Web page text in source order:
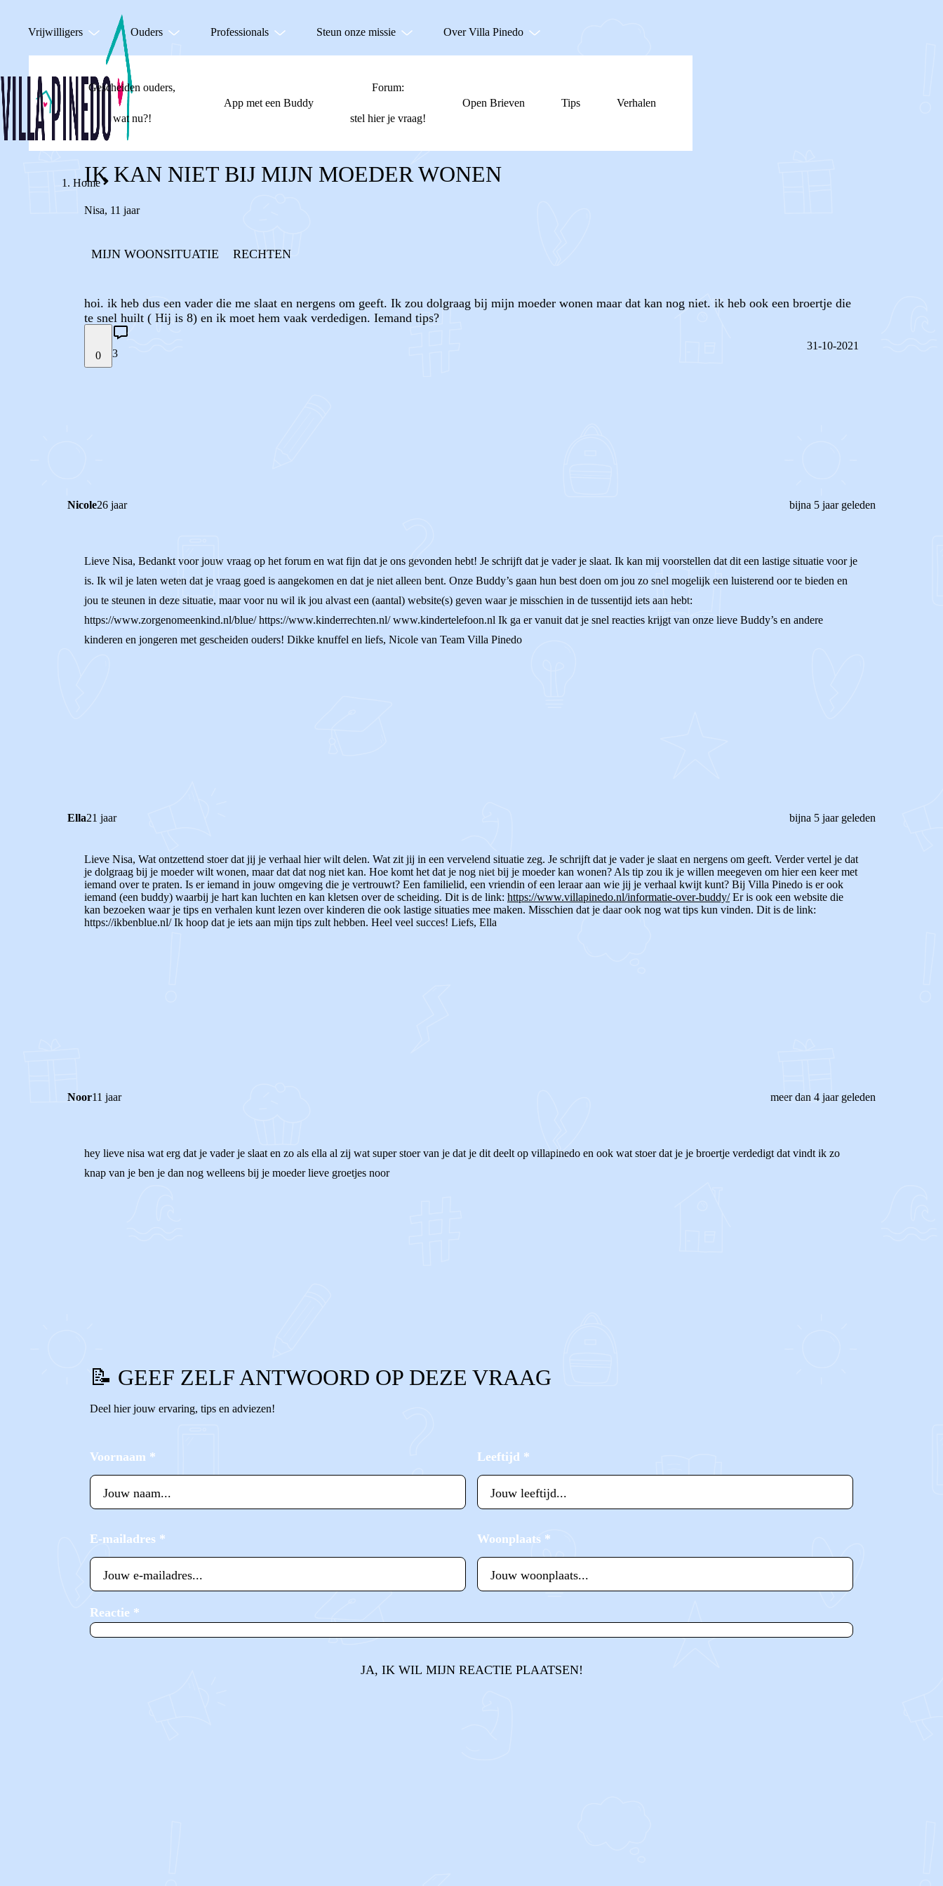
Vrijwilligers Ouders Professionals Steun onze missie Over Villa Pinedo
Gescheiden ouders,
wat nu?!
App met een Buddy
Forum:
stel hier je vraag!
Open Brieven Tips Verhalen
Home
IK KAN NIET BIJ MIJN MOEDER WONEN
Nisa, 11 jaar
MIJN WOONSITUATIE RECHTEN
hoi. ik heb dus een vader die me slaat en nergens om geeft. Ik zou dolgraag bij mijn moeder wonen maar dat kan nog niet. ik heb ook een broertje die
te snel huilt ( Hij is 8) en ik moet hem vaak verdedigen. Iemand tips?
0 3
31-10-2021
Nicole26 jaar bijna 5 jaar geleden
Lieve Nisa, Bedankt voor jouw vraag op het forum en wat fijn dat je ons gevonden hebt! Je schrijft dat je vader je slaat. Ik kan mij voorstellen dat dit een lastige situatie voor je
is. Ik wil je laten weten dat je vraag goed is aangekomen en dat je niet alleen bent. Onze Buddy’s gaan hun best doen om jou zo snel mogelijk een luisterend oor te bieden en
jou te steunen in deze situatie, maar voor nu wil ik jou alvast een (aantal) website(s) geven waar je misschien in de tussentijd iets aan hebt:
https://www.zorgenomeenkind.nl/blue/ https://www.kinderrechten.nl/ www.kindertelefoon.nl Ik ga er vanuit dat je snel reacties krijgt van onze lieve Buddy’s en andere
kinderen en jongeren met gescheiden ouders! Dikke knuffel en liefs, Nicole van Team Villa Pinedo
Ella21 jaar bijna 5 jaar geleden
Lieve Nisa, Wat ontzettend stoer dat jij je verhaal hier wilt delen. Wat zit jij in een vervelend situatie zeg. Je schrijft dat je vader je slaat en nergens om geeft. Verder vertel je dat
je dolgraag bij je moeder wilt wonen, maar dat dat nog niet kan. Hoe komt het dat je nog niet bij je moeder kan wonen? Als tip zou ik je willen meegeven om hier een keer met
iemand over te praten. Is er iemand in jouw omgeving die je vertrouwt? Een familielid, een vriendin of een leraar aan wie jij je verhaal kwijt kunt? Bij Villa Pinedo is er ook
iemand (een buddy) waarbij je hart kan luchten en kan kletsen over de scheiding. Dit is de link: https://www.villapinedo.nl/informatie-over-buddy/ Er is ook een website die
kan bezoeken waar je tips en verhalen kunt lezen over kinderen die ook lastige situaties mee maken. Misschien dat je daar ook nog wat tips kun vinden. Dit is de link:
https://ikbenblue.nl/ Ik hoop dat je iets aan mijn tips zult hebben. Heel veel succes! Liefs, Ella
Noor11 jaar meer dan 4 jaar geleden
hey lieve nisa wat erg dat je vader je slaat en zo als ella al zij wat super stoer van je dat je dit deelt op villapinedo en ook wat stoer dat je je broertje verdedigt dat vindt ik zo
knap van je ben je dan nog welleens bij je moeder lieve groetjes noor
📝 GEEF ZELF ANTWOORD OP DEZE VRAAG
Deel hier jouw ervaring, tips en adviezen!
Voornaam * Leeftijd *
E-mailadres * Woonplaats *
Reactie *
JA, IK WIL MIJN REACTIE PLAATSEN!